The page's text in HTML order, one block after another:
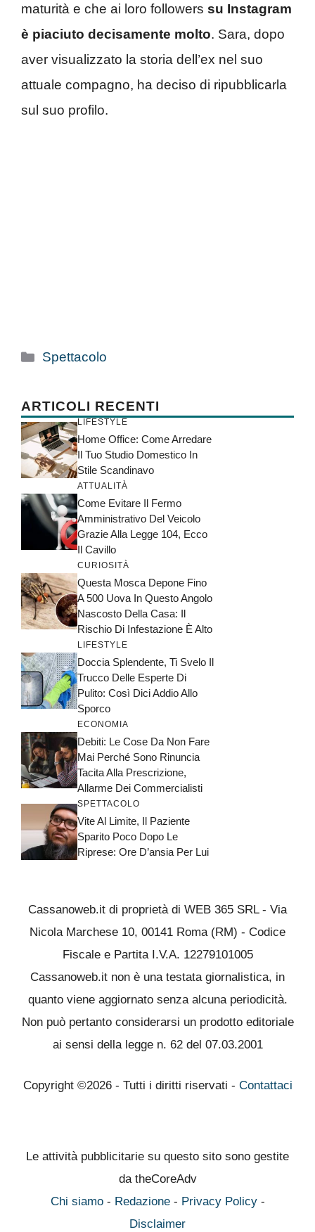
maturità e che ai loro followers su Instagram
è piaciuto decisamente molto. Sara, dopo
aver visualizzato la storia dell’ex nel suo
attuale compagno, ha deciso di ripubblicarla
sul suo profilo.
Categorie
Spettacolo
ARTICOLI RECENTI
LIFESTYLE
Home Office: Come Arredare
Il Tuo Studio Domestico In
Stile Scandinavo
ATTUALITÀ
Come Evitare Il Fermo
Amministrativo Del Veicolo
Grazie Alla Legge 104, Ecco
Il Cavillo
CURIOSITÀ
Questa Mosca Depone Fino
A 500 Uova In Questo Angolo
Nascosto Della Casa: Il
Rischio Di Infestazione È Alto
LIFESTYLE
Doccia Splendente, Ti Svelo Il
Trucco Delle Esperte Di
Pulito: Così Dici Addio Allo
Sporco
ECONOMIA
Debiti: Le Cose Da Non Fare
Mai Perché Sono Rinuncia
Tacita Alla Prescrizione,
Allarme Dei Commercialisti
SPETTACOLO
Vite Al Limite, Il Paziente
Sparito Poco Dopo Le
Riprese: Ore D’ansia Per Lui
Cassanoweb.it di proprietà di WEB 365 SRL - Via
Nicola Marchese 10, 00141 Roma (RM) - Codice
Fiscale e Partita I.V.A. 12279101005
Cassanoweb.it non è una testata giornalistica, in
quanto viene aggiornato senza alcuna periodicità.
Non può pertanto considerarsi un prodotto editoriale
ai sensi della legge n. 62 del 07.03.2001
Copyright ©2026 - Tutti i diritti riservati - Contattaci
Le attività pubblicitarie su questo sito sono gestite
da theCoreAdv
Chi siamo- Redazione- Privacy Policy-
Disclaimer